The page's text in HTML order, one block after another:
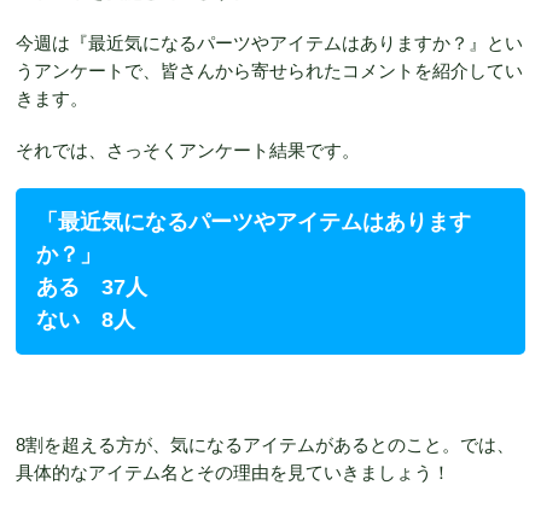
今週は『最近気になるパーツやアイテムはありますか？』とい
うアンケートで、皆さんから寄せられたコメントを紹介してい
きます。
それでは、さっそくアンケート結果です。
「最近気になるパーツやアイテムはあります
か？」
ある 37人
ない 8人
8割を超える方が、気になるアイテムがあるとのこと。では、
具体的なアイテム名とその理由を見ていきましょう！